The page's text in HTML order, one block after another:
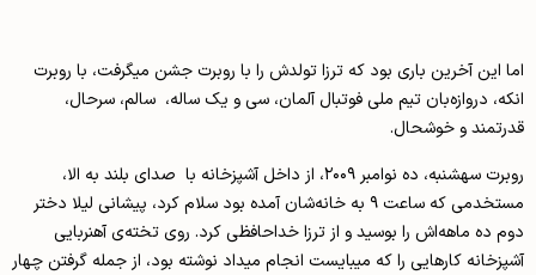
اما این آخرین باری بود که ترزا تولدش را با روبرت جشن می­گرفت، با روبرت
انکه، دروازه‌بان تیم ملی فوتبال آلمان، سی و یک‌ ساله، سالم، سرحال،
قدرتمند و خوشحال.
روبرت سه­شنبه، ده نوامبر ۲۰۰۹، از داخل آشپزخانه با صدای بلند به الا،
مستخدمی که ساعت ۹ به خانه‌شان آمده بود سلام کرد، پیشانی لیلا دختر
دوم ده ماهه‌اش را بوسید و از ترزا خداحافظی کرد. روی تخته‌ی آهنربایی
آشپزخانه کارهایی را که می­بایست انجام می­داد نوشته بود، از جمله گرفتن چهار